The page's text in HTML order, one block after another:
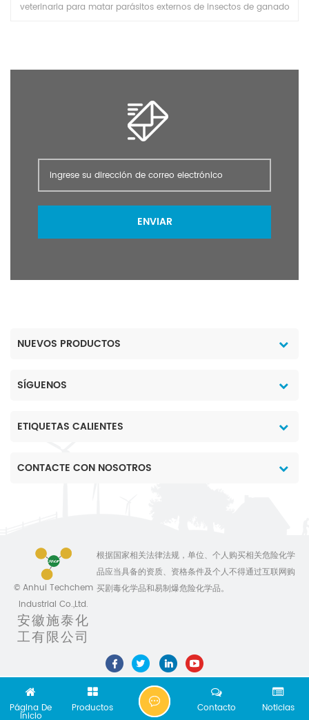
veterinaria para matar parásitos externos de insectos de ganado
ENVIAR
NUEVOS PRODUCTOS
SÍGUENOS
ETIQUETAS CALIENTES
CONTACTE CON NOSOTROS
© Anhui Techchem
Industrial Co.,Ltd.
安徽施泰化
工有限公司
根据国家相关法律法规，单位、个人购买相关危险化学
品应当具备的资质、资格条件及个人不得通过互联网购
买剧毒化学品和易制爆危险化学品。
Página De
Inicio
Productos Noticias
Contacto